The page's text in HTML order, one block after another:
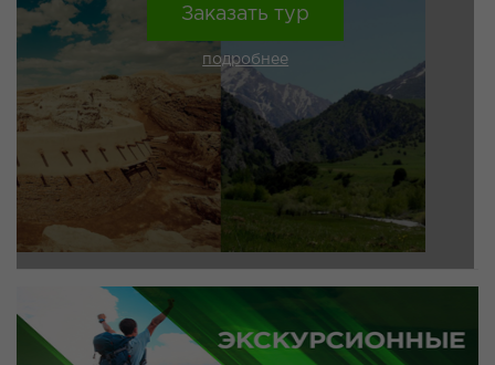
Заказать тур
подробнее